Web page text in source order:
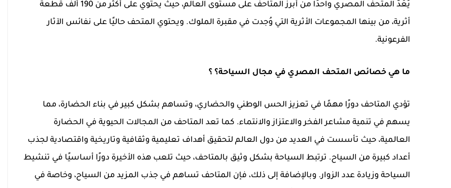
يُعَدُّ المتحف المصري واحدًا من أبرز المتاحف على مستوى العالم، حيث يحتوي على أكثر من 190 ألف قطعة
أثرية، من بينها المجموعات الأثرية التي وُجدت في مقبرة الملوك. ويحتوي المتحف حاليًا على نفائس الآثار
الفرعونية.
ما هي خصائص المتحف المصري في مجال السياحة؟ ؟
تؤدي المتاحف دورًا مهمًا في تعزيز الحس الوطني والحضاري، وتساهم بشكل كبير في بناء الحضارة، مما
يسهم في تنمية مشاعر الفخر والاعتزاز والانتماء. كما تعد المتاحف من المجالات الحيوية في الحضارة
العالمية، حيث تأسست في العديد من دول العالم لتحقيق أهداف تعليمية وثقافية وتاريخية واقتصادية لجذب
أعداد كبيرة من السياح. ترتبط السياحة بشكل وثيق بالمتاحف، حيث تلعب هذه الأخيرة دورًا أساسيًا في تنشيط
السياحة وزيادة عدد الزوار. وبالإضافة إلى ذلك، فإن المتاحف تساهم في جذب المزيد من السياح، وخاصة في